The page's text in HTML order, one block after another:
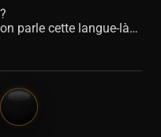
parle cette langue-là…